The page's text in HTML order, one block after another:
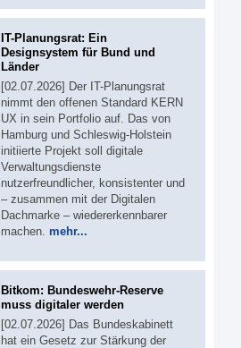
IT-Planungsrat: Ein
Designsystem für Bund und
Länder
[02.07.2026] Der IT-Planungsrat
nimmt den offenen Standard KERN
UX in sein Portfolio auf. Das von
Hamburg und Schleswig-Holstein
initiierte Projekt soll digitale
Verwaltungsdienste
nutzerfreundlicher, konsistenter und
– zusammen mit der Digitalen
Dachmarke – wiedererkennbarer
machen. mehr...
Bitkom: Bundeswehr-Reserve
muss digitaler werden
[02.07.2026] Das Bundeskabinett
hat ein Gesetz zur Stärkung der